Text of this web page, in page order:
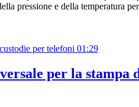
pressione e della temperatura
01:29
per la stampa